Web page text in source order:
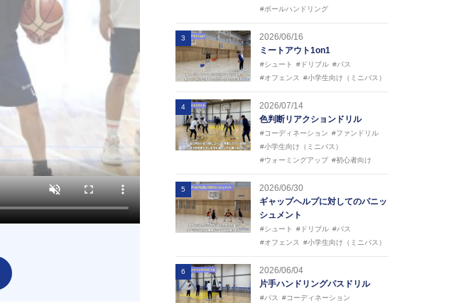
#ボールハンドリング
3
2026/06/16
ミートアウト1on1
#シュート #ドリブル #パス
#オフェンス
#小学生向け（ミニバス）
4
2026/07/14
色判断リアクションドリル
#コーディネーション #ファンドリル
#小学生向け（ミニバス）
#ウォーミングアップ #初心者向け
5
2026/06/30
ギャップヘルプに対してのパニッ
シュメント
#シュート #ドリブル #パス
#オフェンス
#小学生向け（ミニバス）
6
2026/06/04
片手ハンドリングパスドリル
#パス
#コーディネーション